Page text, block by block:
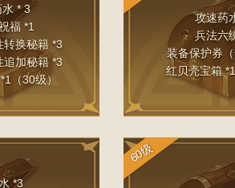
* 3
福 *1
转换秘籍 *3
追加秘籍 *3
（30级）
攻速药
兵法六
装备保护券
红贝壳宝箱 *1
*3
60级